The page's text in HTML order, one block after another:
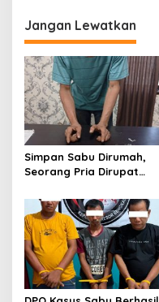
a
s
i
p
o
s
Jangan Lewatkan
Simpan Sabu Dirumah,
Seorang Pria Dirupat